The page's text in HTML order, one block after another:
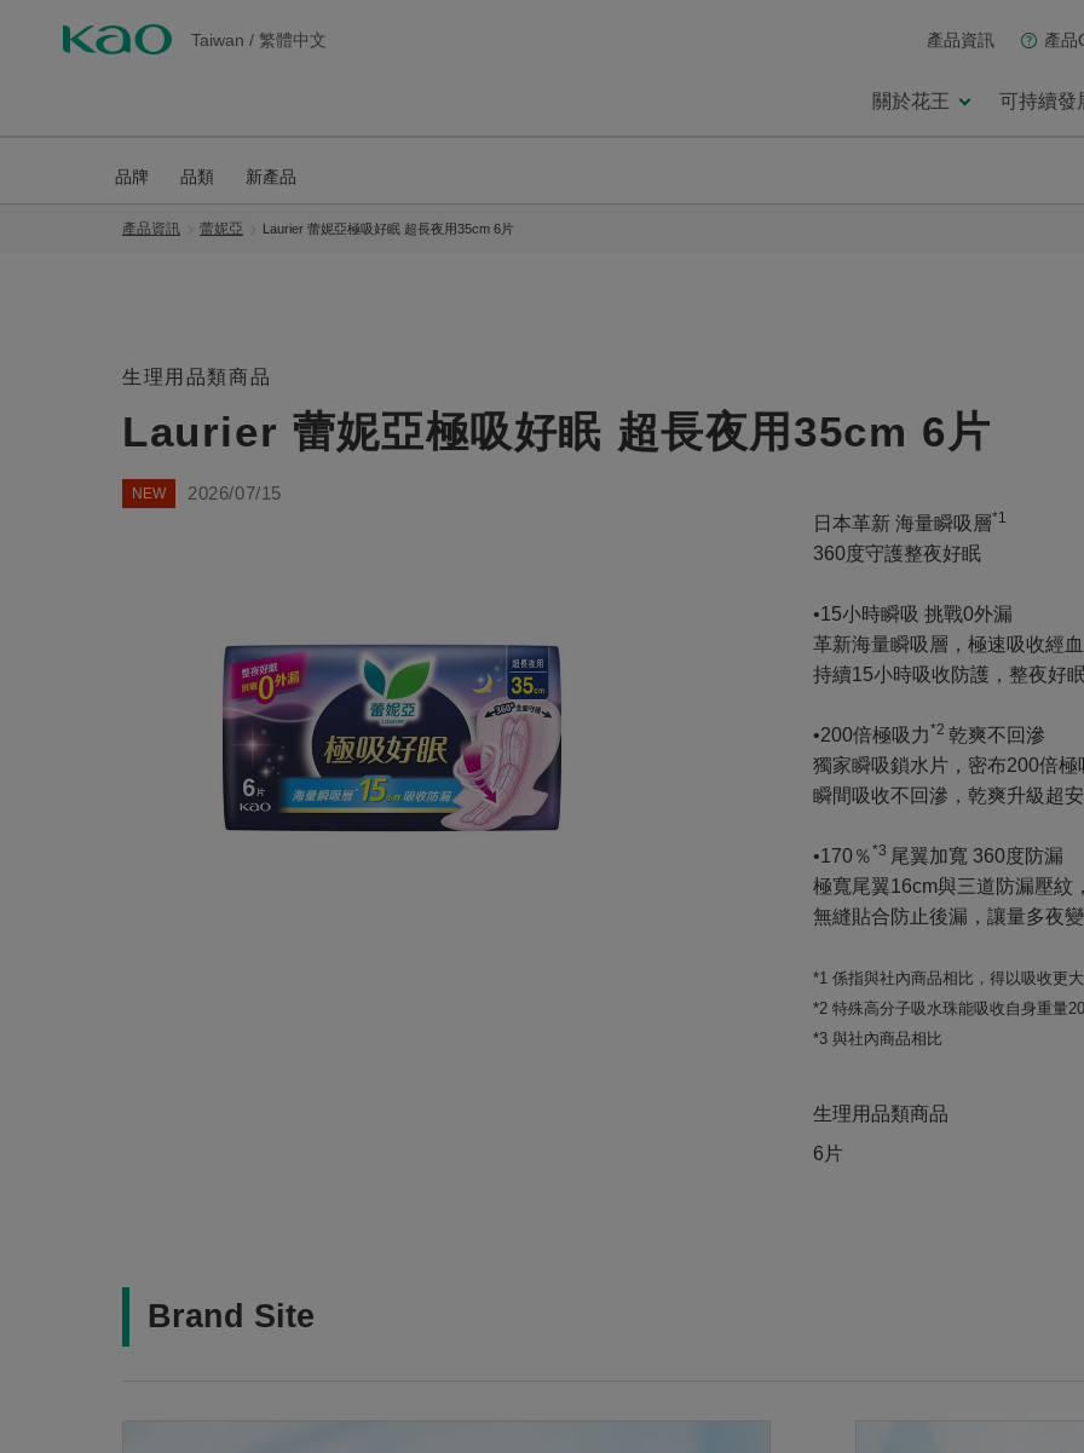
Taiwan / 繁體中文 產品資訊 產品
關於花王 可持續發
品牌 品類 新產品
產品資訊 蕾妮亞 Laurier 蕾妮亞極吸好眠 超長夜用35cm 6片
生理用品類商品
Laurier 蕾妮亞極吸好眠 超長夜用35cm 6片
NEW
2026/07/15
日本革新 海量瞬吸層*1
360度守護整夜好眠
•15小時瞬吸 挑戰0外漏
革新海量瞬吸層，極速吸收經
持續15小時吸收防護，整夜好
•200倍極吸力*2 乾爽不回滲
獨家瞬吸鎖水片，密布200倍極
瞬間吸收不回滲，乾爽升級超
•170％*3 尾翼加寬 360度防漏
極寬尾翼16cm與三道防漏壓紋
無縫貼合防止後漏，讓量多夜
*1 係指與社內商品相比，得以吸收更
*2 特殊高分子吸水珠能吸收自身重量
*3 與社內商品相比
生理用品類商品
6片
Brand Site